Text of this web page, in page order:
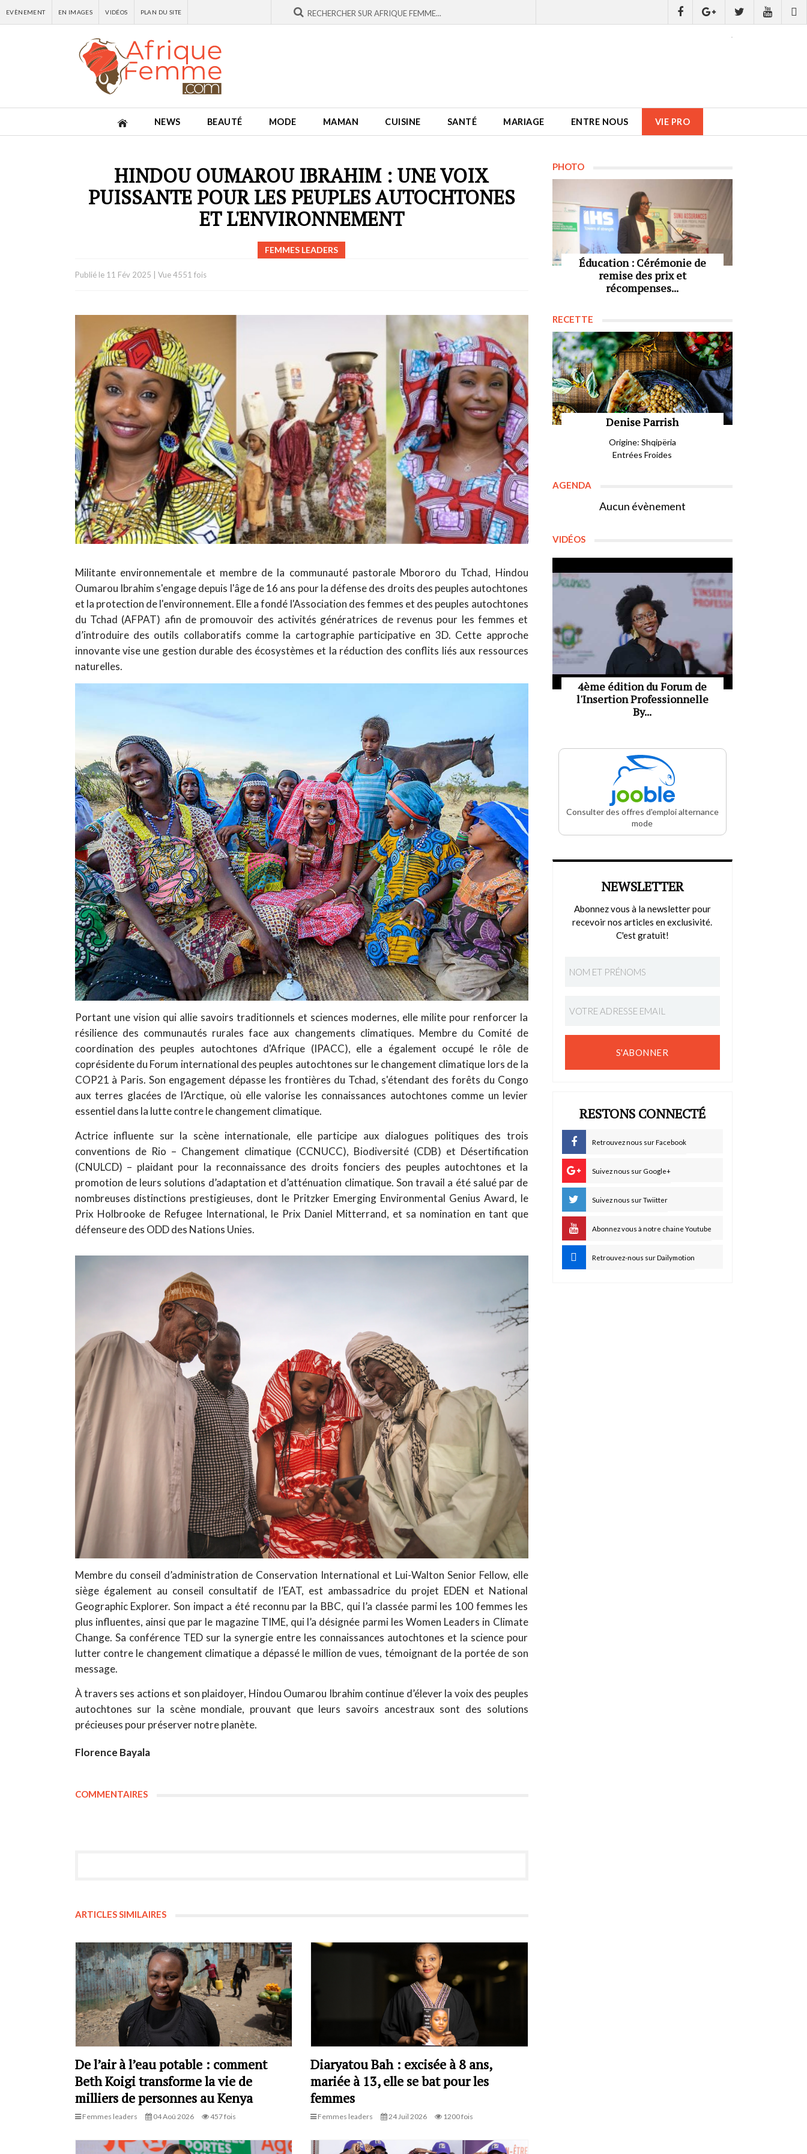
EVÈNEMENT EN IMAGES VIDÉOS PLAN DU SITE
NEWS BEAUTÉ MODE MAMAN CUISINE SANTÉ MARIAGE ENTRE NOUS VIE PRO
HINDOU OUMAROU IBRAHIM : UNE VOIX
PUISSANTE POUR LES PEUPLES AUTOCHTONES
ET L'ENVIRONNEMENT
FEMMES LEADERS
Publié le 11 Fév 2025 Vue 4551 fois
Militante environnementale et membre de la communauté pastorale Mbororo du Tchad, Hindou
Oumarou Ibrahim s'engage depuis l'âge de 16 ans pour la défense des droits des peuples autochtones
et la protection de l'environnement. Elle a fondé l'Association des femmes et des peuples autochtones
du Tchad (AFPAT) afin de promouvoir des activités génératrices de revenus pour les femmes et
d’introduire des outils collaboratifs comme la cartographie participative en 3D. Cette approche
innovante vise une gestion durable des écosystèmes et la réduction des conflits liés aux ressources
naturelles.
Portant une vision qui allie savoirs traditionnels et sciences modernes, elle milite pour renforcer la
résilience des communautés rurales face aux changements climatiques. Membre du Comité de
coordination des peuples autochtones d'Afrique (IPACC), elle a également occupé le rôle de
coprésidente du Forum international des peuples autochtones sur le changement climatique lors de la
COP21 à Paris. Son engagement dépasse les frontières du Tchad, s'étendant des forêts du Congo
aux terres glacées de l’Arctique, où elle valorise les connaissances autochtones comme un levier
essentiel dans la lutte contre le changement climatique.
Actrice influente sur la scène internationale, elle participe aux dialogues politiques des trois
conventions de Rio – Changement climatique (CCNUCC), Biodiversité (CDB) et Désertification
(CNULCD) – plaidant pour la reconnaissance des droits fonciers des peuples autochtones et la
promotion de leurs solutions d’adaptation et d’atténuation climatique. Son travail a été salué par de
nombreuses distinctions prestigieuses, dont le Pritzker Emerging Environmental Genius Award, le
Prix Holbrooke de Refugee International, le Prix Daniel Mitterrand, et sa nomination en tant que
défenseure des ODD des Nations Unies.
Membre du conseil d’administration de Conservation International et Lui-Walton Senior Fellow, elle
siège également au conseil consultatif de l’EAT, est ambassadrice du projet EDEN et National
Geographic Explorer. Son impact a été reconnu par la BBC, qui l’a classée parmi les 100 femmes les
plus influentes, ainsi que par le magazine TIME, qui l’a désignée parmi les Women Leaders in Climate
Change. Sa conférence TED sur la synergie entre les connaissances autochtones et la science pour
lutter contre le changement climatique a dépassé le million de vues, témoignant de la portée de son
message.
À travers ses actions et son plaidoyer, Hindou Oumarou Ibrahim continue d’élever la voix des peuples
autochtones sur la scène mondiale, prouvant que leurs savoirs ancestraux sont des solutions
précieuses pour préserver notre planète.
Florence Bayala
COMMENTAIRES
ARTICLES SIMILAIRES
De l’air à l’eau potable : comment
Beth Koigi transforme la vie de
milliers de personnes au Kenya
Femmes leaders 04 Aoû 2026 457 fois
Diaryatou Bah : excisée à 8 ans,
mariée à 13, elle se bat pour les
femmes
Femmes leaders 24 Juil 2026 1200 fois
PHOTO
Éducation : Cérémonie de
remise des prix et
récompenses...
RECETTE
Denise Parrish
Origine: Shqipëria
Entrées Froides
AGENDA
Aucun évènement
VIDÉOS
4ème édition du Forum de
l'Insertion Professionnelle
By...
Consulter des offres d'emploi alternance
mode
NEWSLETTER
Abonnez vous à la newsletter pour
recevoir nos articles en exclusivité.
C'est gratuit!
S'ABONNER
RESTONS CONNECTÉ
Retrouvez nous sur Facebook
Suivez nous sur Google+
Suivez nous sur Twiitter
Abonnez vous à notre chaine Youtube
Retrouvez-nous sur Dailymotion